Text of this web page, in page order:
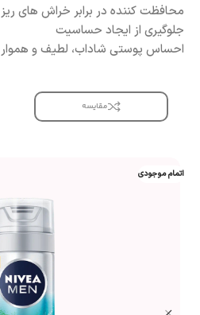
محافظت کننده در برابر خراش های ریز
جلوگیری از ایجاد حساسیت
احساس پوستی شاداب، لطیف و هموار
مقایسه
اتمام موجودی